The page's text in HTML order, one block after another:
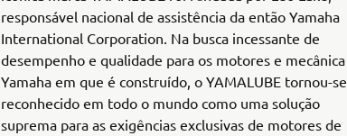
responsável nacional de assistência da então Yamaha
International Corporation. Na busca incessante de
desempenho e qualidade para os motores e mecânica
Yamaha em que é construído, o YAMALUBE tornou-se
reconhecido em todo o mundo como uma solução
suprema para as exigências exclusivas de motores de